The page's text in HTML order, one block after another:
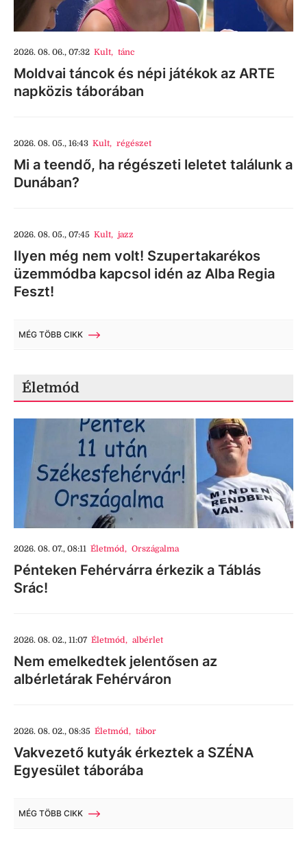
2026. 08. 06., 07:32 Kult, tánc
Moldvai táncok és népi játékok az ARTE
napközis táborában
2026. 08. 05., 16:43 Kult, régészet
Mi a teendő, ha régészeti leletet találunk a
Dunában?
2026. 08. 05., 07:45 Kult, jazz
Ilyen még nem volt! Szupertakarékos
üzemmódba kapcsol idén az Alba Regia
Feszt!
MÉG TÖBB CIKK
Életmód
2026. 08. 07., 08:11 Életmód, Országalma
Pénteken Fehérvárra érkezik a Táblás
Srác!
2026. 08. 02., 11:07 Életmód, albérlet
Nem emelkedtek jelentősen az
albérletárak Fehérváron
2026. 08. 02., 08:35 Életmód, tábor
Vakvezető kutyák érkeztek a SZÉNA
Egyesület táborába
MÉG TÖBB CIKK